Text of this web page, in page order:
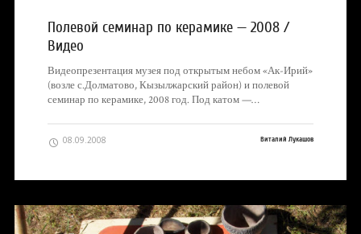
Полевой семинар по керамике — 2008 /
Видео
Видеопрезентация музея под открытым небом «Ак-Ирий»
(возле с.Долматово, Кызылжарский район) и полевой
семинар по керамике, 2008 год. Под катом —…
08.09.2008 Виталий Лукашов